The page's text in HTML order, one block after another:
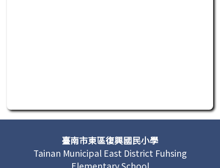
此為活動行程日曆，若無法正常讀取或操作，請聯繫
頁尾區域內容臺南市東區復興國民小學
Tainan Municipal East District Fuhsing